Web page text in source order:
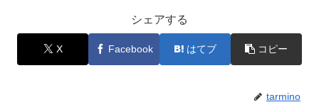
シェアする
X Facebook はてブ コピー
tarmino